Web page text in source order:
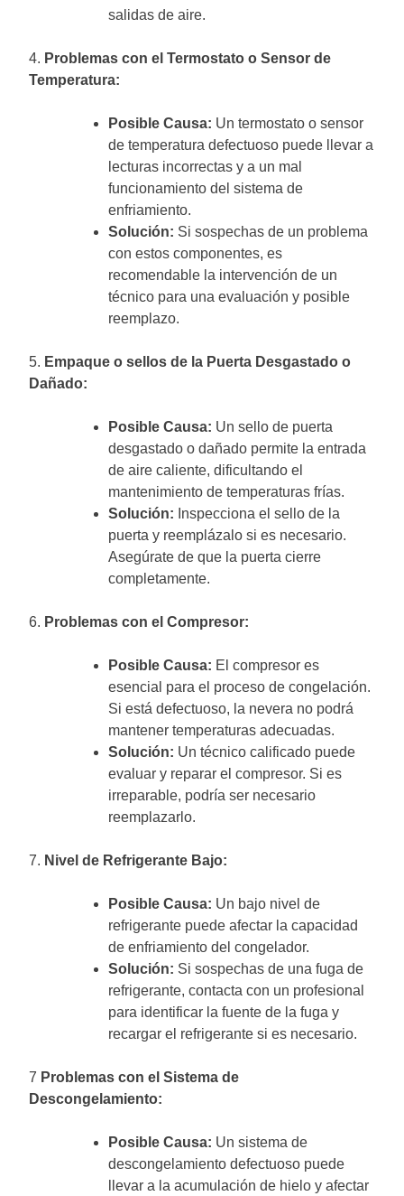
salidas de aire.
4. Problemas con el Termostato o Sensor de
Temperatura:
Posible Causa: Un termostato o sensor
de temperatura defectuoso puede llevar a
lecturas incorrectas y a un mal
funcionamiento del sistema de
enfriamiento.
Solución: Si sospechas de un problema
con estos componentes, es
recomendable la intervención de un
técnico para una evaluación y posible
reemplazo.
5. Empaque o sellos de la Puerta Desgastado o
Dañado:
Posible Causa: Un sello de puerta
desgastado o dañado permite la entrada
de aire caliente, dificultando el
mantenimiento de temperaturas frías.
Solución: Inspecciona el sello de la
puerta y reemplázalo si es necesario.
Asegúrate de que la puerta cierre
completamente.
6. Problemas con el Compresor:
Posible Causa: El compresor es
esencial para el proceso de congelación.
Si está defectuoso, la nevera no podrá
mantener temperaturas adecuadas.
Solución: Un técnico calificado puede
evaluar y reparar el compresor. Si es
irreparable, podría ser necesario
reemplazarlo.
7. Nivel de Refrigerante Bajo:
Posible Causa: Un bajo nivel de
refrigerante puede afectar la capacidad
de enfriamiento del congelador.
Solución: Si sospechas de una fuga de
refrigerante, contacta con un profesional
para identificar la fuente de la fuga y
recargar el refrigerante si es necesario.
7 Problemas con el Sistema de
Descongelamiento:
Posible Causa: Un sistema de
descongelamiento defectuoso puede
llevar a la acumulación de hielo y afectar